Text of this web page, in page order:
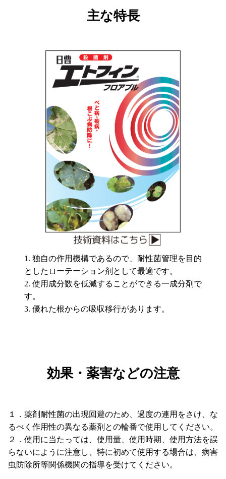
主な特長
独自の作用機構であるので、耐性菌管理を目的
としたローテーション剤として最適です。
使用成分数を低減することができる一成分剤で
す。
優れた根からの吸収移行があります。
効果・薬害などの注意
１．薬剤耐性菌の出現回避のため、過度の連用をさけ、な
るべく作用性の異なる薬剤との輪番で使用してください。
２．使用に当たっては、使用量、使用時期、使用方法を誤
らないにように注意し、特に初めて使用する場合は、病害
虫防除所等関係機関の指導を受けてください。